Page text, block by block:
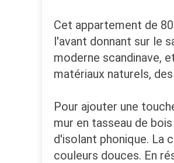
Cet appartement de
l'avant donnant sur le
moderne scandinave,
matériaux naturels,
Pour ajouter une
mur en tasseau de
d'isolant phonique. La
couleurs douces. En